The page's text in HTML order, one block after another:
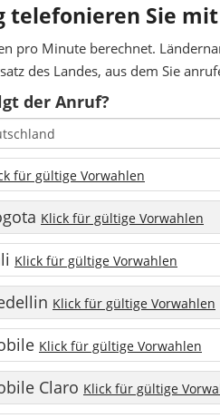
telefonieren Sie
pro Minute berechnet.
des Landes, aus dem Sie
der Anruf?
für gültige Vorwahlen
Klick für gültige Vorwahlen
Klick für gültige Vorwahlen
Klick für gültige Vorwahlen
Klick für gültige Vorwahlen
Claro Klick für gültige